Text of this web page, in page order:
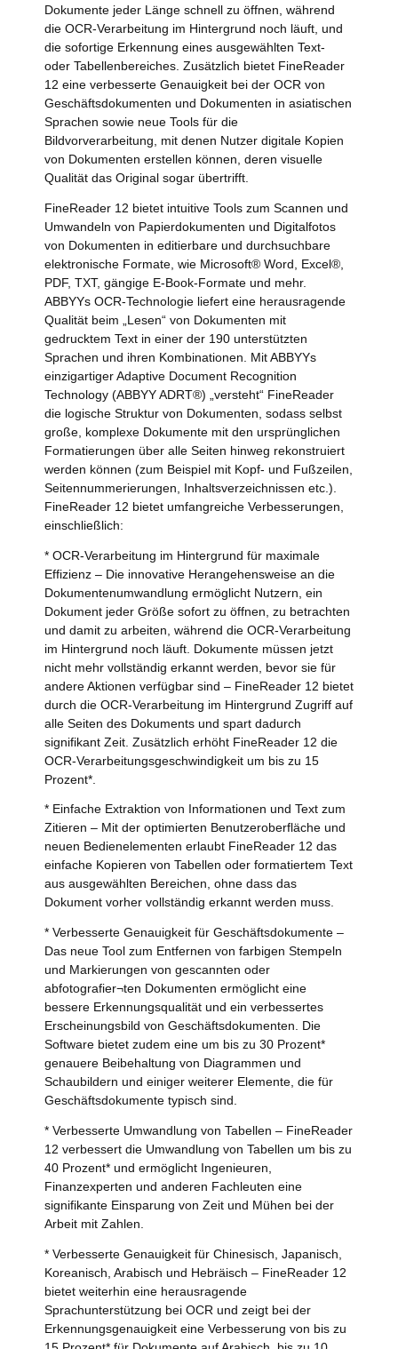
Dokumente jeder Länge schnell zu öffnen, während
die OCR-Verarbeitung im Hintergrund noch läuft, und
die sofortige Erkennung eines ausgewählten Text-
oder Tabellenbereiches. Zusätzlich bietet FineReader
12 eine verbesserte Genauigkeit bei der OCR von
Geschäftsdokumenten und Dokumenten in asiatischen
Sprachen sowie neue Tools für die
Bildvorverarbeitung, mit denen Nutzer digitale Kopien
von Dokumenten erstellen können, deren visuelle
Qualität das Original sogar übertrifft.
FineReader 12 bietet intuitive Tools zum Scannen und
Umwandeln von Papierdokumenten und Digitalfotos
von Dokumenten in editierbare und durchsuchbare
elektronische Formate, wie Microsoft® Word, Excel®,
PDF, TXT, gängige E-Book-Formate und mehr.
ABBYYs OCR-Technologie liefert eine herausragende
Qualität beim „Lesen“ von Dokumenten mit
gedrucktem Text in einer der 190 unterstützten
Sprachen und ihren Kombinationen. Mit ABBYYs
einzigartiger Adaptive Document Recognition
Technology (ABBYY ADRT®) „versteht“ FineReader
die logische Struktur von Dokumenten, sodass selbst
große, komplexe Dokumente mit den ursprünglichen
Formatierungen über alle Seiten hinweg rekonstruiert
werden können (zum Beispiel mit Kopf- und Fußzeilen,
Seitennummerierungen, Inhaltsverzeichnissen etc.).
FineReader 12 bietet umfangreiche Verbesserungen,
einschließlich:
* OCR-Verarbeitung im Hintergrund für maximale
Effizienz – Die innovative Herangehensweise an die
Dokumentenumwandlung ermöglicht Nutzern, ein
Dokument jeder Größe sofort zu öffnen, zu betrachten
und damit zu arbeiten, während die OCR-Verarbeitung
im Hintergrund noch läuft. Dokumente müssen jetzt
nicht mehr vollständig erkannt werden, bevor sie für
andere Aktionen verfügbar sind – FineReader 12 bietet
durch die OCR-Verarbeitung im Hintergrund Zugriff auf
alle Seiten des Dokuments und spart dadurch
signifikant Zeit. Zusätzlich erhöht FineReader 12 die
OCR-Verarbeitungsgeschwindigkeit um bis zu 15
Prozent*.
* Einfache Extraktion von Informationen und Text zum
Zitieren – Mit der optimierten Benutzeroberfläche und
neuen Bedienelementen erlaubt FineReader 12 das
einfache Kopieren von Tabellen oder formatiertem Text
aus ausgewählten Bereichen, ohne dass das
Dokument vorher vollständig erkannt werden muss.
* Verbesserte Genauigkeit für Geschäftsdokumente –
Das neue Tool zum Entfernen von farbigen Stempeln
und Markierungen von gescannten oder
abfotografier¬ten Dokumenten ermöglicht eine
bessere Erkennungsqualität und ein verbessertes
Erscheinungsbild von Geschäftsdokumenten. Die
Software bietet zudem eine um bis zu 30 Prozent*
genauere Beibehaltung von Diagrammen und
Schaubildern und einiger weiterer Elemente, die für
Geschäftsdokumente typisch sind.
* Verbesserte Umwandlung von Tabellen – FineReader
12 verbessert die Umwandlung von Tabellen um bis zu
40 Prozent* und ermöglicht Ingenieuren,
Finanzexperten und anderen Fachleuten eine
signifikante Einsparung von Zeit und Mühen bei der
Arbeit mit Zahlen.
* Verbesserte Genauigkeit für Chinesisch, Japanisch,
Koreanisch, Arabisch und Hebräisch – FineReader 12
bietet weiterhin eine herausragende
Sprachunterstützung bei OCR und zeigt bei der
Erkennungsgenauigkeit eine Verbesserung von bis zu